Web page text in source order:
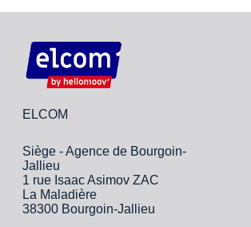
ELCOM
Siège - Agence de Bourgoin-
Jallieu
1 rue Isaac Asimov ZAC
La Maladière
38300 Bourgoin-Jallieu